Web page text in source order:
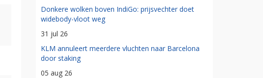
Donkere wolken boven IndiGo: prijsvechter doet
widebody-vloot weg
31 jul 26
KLM annuleert meerdere vluchten naar Barcelona
door staking
05 aug 26